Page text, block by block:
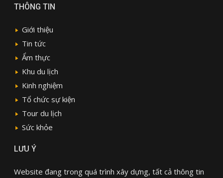
THÔNG TIN
Giới thiệu
Tin tức
Ẩm thực
Khu du lịch
Kinh nghiệm
Tổ chức sự kiện
Tour du lịch
Sức khỏe
LƯU Ý
Website đang trong quá trình xây dựng, tất cả thông tin